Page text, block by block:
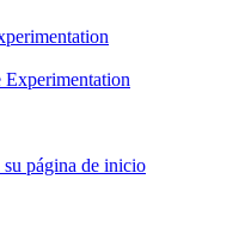
Experimentation
su página de inicio